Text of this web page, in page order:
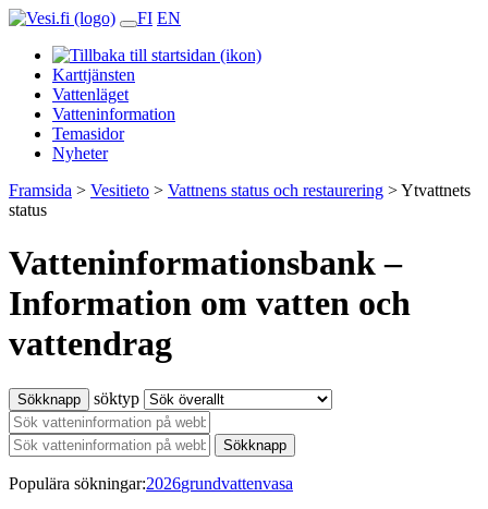
FI EN
Karttjänsten
Vattenläget
Vatteninformation
Temasidor
Nyheter
Framsida > Vesitieto > Vattnens status och restaurering >Ytvattnets
status
Vatteninformationsbank –
Information om vatten och
vattendrag
Sökknapp söktyp
Sökknapp
Populära sökningar:2026grundvattenvasa